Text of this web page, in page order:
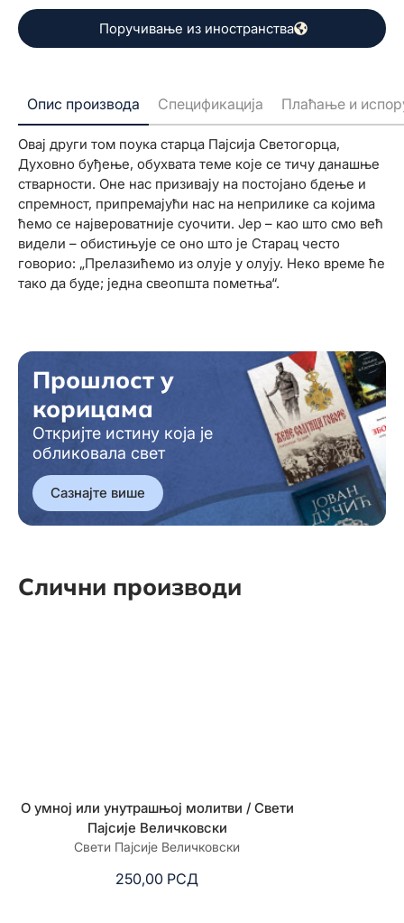
Поручивање из иностранства
Опис производа Спецификација Плаћање и
Овај други том поука старца Пајсија Светогорца,
Духовно буђење, обухвата теме које се тичу данашње
стварности. Оне нас призивају на постојано бдење и
спремност, припремајући нас на неприлике са којима
ћемо се највероватније суочити. Јер – као што смо већ
видели – обистињује се оно што је Старац често
говорио: „Прелазићемо из олује у олују. Неко време ће
тако да буде; једна свеопшта пометња“.
Прошлост у
корицама
Откријте истину која је
обликовала свет
Сазнајте више
Слични производи
О умној или унутрашњој молитви / Свети
Пајсије Величковски
Свети Пајсије Величковски
250,00 РСД